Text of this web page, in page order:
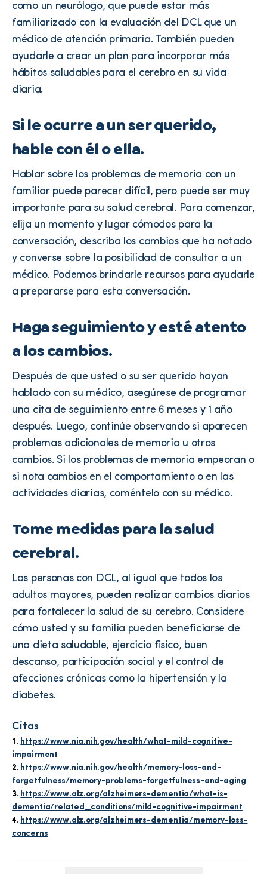
como un neurólogo, que puede estar más
familiarizado con la evaluación del DCL que un
médico de atención primaria. También pueden
ayudarle a crear un plan para incorporar más
hábitos saludables para el cerebro en su vida
diaria.
Si le ocurre a un ser querido,
hable con él o ella.
Hablar sobre los problemas de memoria con un
familiar puede parecer difícil, pero puede ser muy
importante para su salud cerebral. Para comenzar,
elija un momento y lugar cómodos para la
conversación, describa los cambios que ha notado
y converse sobre la posibilidad de consultar a un
médico. Podemos brindarle recursos para ayudarle
a prepararse para esta conversación.
Haga seguimiento y esté atento
a los cambios.
Después de que usted o su ser querido hayan
hablado con su médico, asegúrese de programar
una cita de seguimiento entre 6 meses y 1 año
después. Luego, continúe observando si aparecen
problemas adicionales de memoria u otros
cambios. Si los problemas de memoria empeoran o
si nota cambios en el comportamiento o en las
actividades diarias, coméntelo con su médico.
Tome medidas para la salud
cerebral.
Las personas con DCL, al igual que todos los
adultos mayores, pueden realizar cambios diarios
para fortalecer la salud de su cerebro. Considere
cómo usted y su familia pueden beneficiarse de
una dieta saludable, ejercicio físico, buen
descanso, participación social y el control de
afecciones crónicas como la hipertensión y la
diabetes.
Citas
https://www.nia.nih.gov/health/what-mild-cognitive-
impairment
https://www.nia.nih.gov/health/memory-loss-and-
forgetfulness/memory-problems-forgetfulness-and-aging
https://www.alz.org/alzheimers-dementia/what-is-
dementia/related_conditions/mild-cognitive-impairment
https://www.alz.org/alzheimers-dementia/memory-loss-
concerns